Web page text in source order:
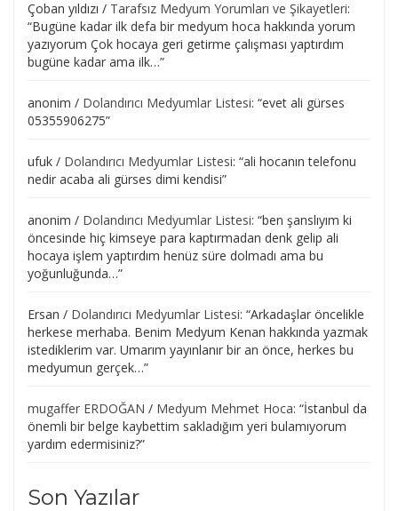
Çoban yıldızı / Tarafsız Medyum Yorumları ve Şikayetleri:
“Bugüne kadar ilk defa bir medyum hoca hakkında yorum
yazıyorum Çok hocaya geri getirme çalışması yaptırdım
bugüne kadar ama ilk…”
anonim / Dolandırıcı Medyumlar Listesi: “evet ali gürses
05355906275”
ufuk / Dolandırıcı Medyumlar Listesi: “ali hocanın telefonu
nedir acaba ali gürses dimi kendisi”
anonim / Dolandırıcı Medyumlar Listesi: “ben şanslıyım ki
öncesinde hiç kimseye para kaptırmadan denk gelip ali
hocaya işlem yaptırdım henüz süre dolmadı ama bu
yoğunluğunda…”
Ersan / Dolandırıcı Medyumlar Listesi: “Arkadaşlar öncelikle
herkese merhaba. Benim Medyum Kenan hakkında yazmak
istediklerim var. Umarım yayınlanır bir an önce, herkes bu
medyumun gerçek…”
mugaffer ERDOĞAN / Medyum Mehmet Hoca: “İstanbul da
önemli bir belge kaybettim sakladığım yeri bulamıyorum
yardım edermisiniz?”
Son Yazılar